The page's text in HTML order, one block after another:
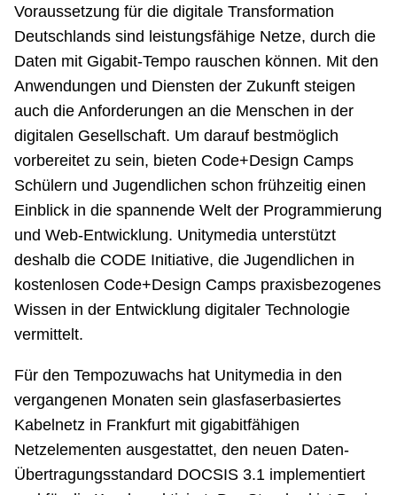
Voraussetzung für die digitale Transformation
Deutschlands sind leistungsfähige Netze, durch die
Daten mit Gigabit-Tempo rauschen können. Mit den
Anwendungen und Diensten der Zukunft steigen
auch die Anforderungen an die Menschen in der
digitalen Gesellschaft. Um darauf bestmöglich
vorbereitet zu sein, bieten Code+Design Camps
Schülern und Jugendlichen schon frühzeitig einen
Einblick in die spannende Welt der Programmierung
und Web-Entwicklung. Unitymedia unterstützt
deshalb die CODE Initiative, die Jugendlichen in
kostenlosen Code+Design Camps praxisbezogenes
Wissen in der Entwicklung digitaler Technologie
vermittelt.
Für den Tempozuwachs hat Unitymedia in den
vergangenen Monaten sein glasfaserbasiertes
Kabelnetz in Frankfurt mit gigabitfähigen
Netzelementen ausgestattet, den neuen Daten-
Übertragungsstandard DOCSIS 3.1 implementiert